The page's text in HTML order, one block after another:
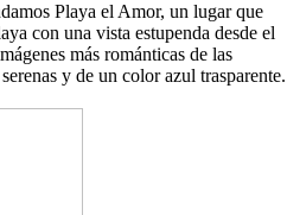
Playa el Amor, un lugar que
con una vista estupenda desde el
más románticas de las
y de un color azul trasparente.